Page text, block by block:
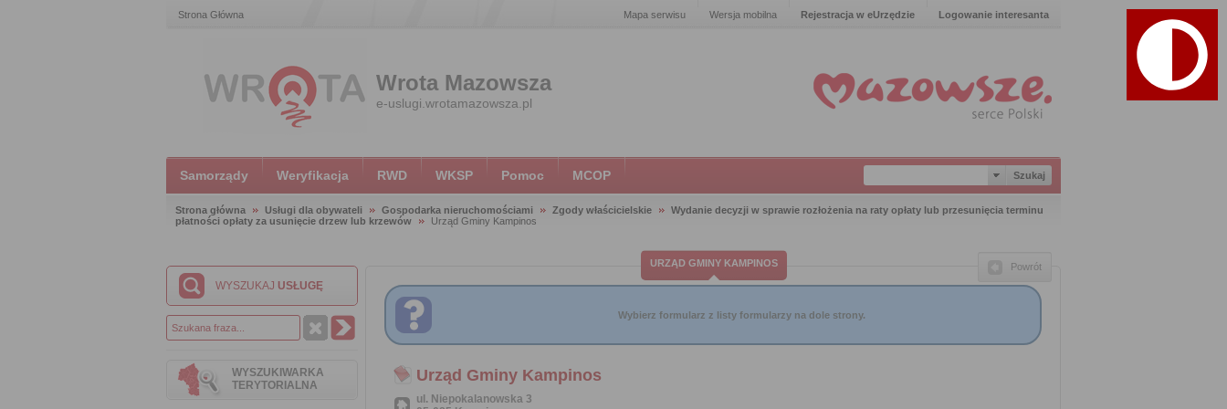
Strona Główna Mapa serwisu Wersja mobilna Rejestracja w eUrzędzie Logowanie interesanta
Wrota Mazowsza
e-uslugi.wrotamazowsza.pl
Samorządy Weryfikacja RWD WKSP Pomoc MCOP
Strona główna Usługi dla obywateli Gospodarka nieruchomościami Zgody właścicielskie
Wydanie decyzji w sprawie rozłożenia na raty opłaty lub przesunięcia terminu
płatności opłaty za usunięcie drzew lub krzewów
Urząd Gminy Kampinos
WYSZUKAJ USŁUGĘ
WYSZUKIWARKA
TERYTORIALNA
URZĄD GMINY KAMPINOS Powrót
Wybierz formularz z listy formularzy na dole strony.
Urząd Gminy Kampinos
ul. Niepokalanowska 3